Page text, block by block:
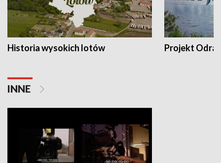
Historia wysokich lotów Projekt Odra
INNE